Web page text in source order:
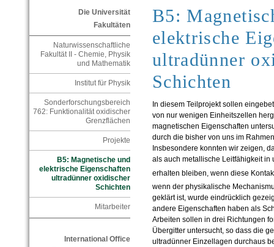
Die Universität
Fakultäten
Naturwissenschaftliche
Fakultät II - Chemie, Physik
und Mathematik
Institut für Physik
Sonderforschungsbereich
762: Funktionalität oxidischer
Grenzflächen
Projekte
B5: Magnetische und
elektrische Eigenschaften
ultradünner oxidischer
Schichten
Mitarbeiter
International Office
B5:
elektrische
ultradünner
Schichten
In diesem Teilprojekt sollen
von nur wenigen Einheitszellen
magnetischen Eigenschaften
durch die bisher von uns im
Insbesondere konnten wir zeigen,
als auch metallische Leitfähigkeit in
erhalten bleiben, wenn diese
wenn der physikalische
geklärt ist, wurde eindrücklich
andere Eigenschaften haben als
Arbeiten sollen in drei Richtungen
Übergitter untersucht, so dass die
ultradünner Einzellagen durchaus